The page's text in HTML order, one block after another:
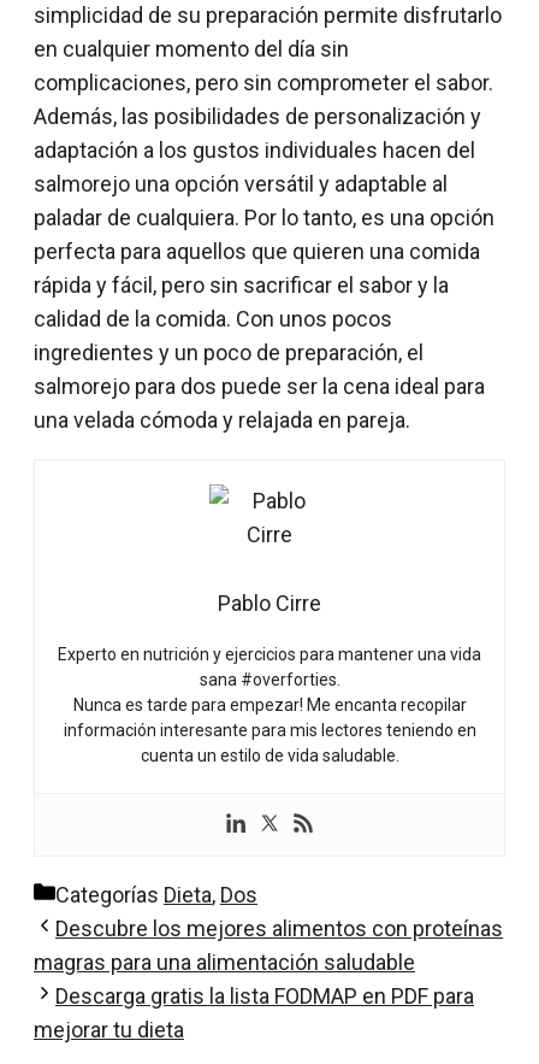
simplicidad de su preparación permite disfrutarlo
en cualquier momento del día sin
complicaciones, pero sin comprometer el sabor.
Además, las posibilidades de personalización y
adaptación a los gustos individuales hacen del
salmorejo una opción versátil y adaptable al
paladar de cualquiera. Por lo tanto, es una opción
perfecta para aquellos que quieren una comida
rápida y fácil, pero sin sacrificar el sabor y la
calidad de la comida. Con unos pocos
ingredientes y un poco de preparación, el
salmorejo para dos puede ser la cena ideal para
una velada cómoda y relajada en pareja.
Pablo Cirre
Experto en nutrición y ejercicios para mantener una vida
sana #overforties.
Nunca es tarde para empezar! Me encanta recopilar
información interesante para mis lectores teniendo en
cuenta un estilo de vida saludable.
Categorías Dieta, Dos
Descubre los mejores alimentos con proteínas
magras para una alimentación saludable
Descarga gratis la lista FODMAP en PDF para
mejorar tu dieta